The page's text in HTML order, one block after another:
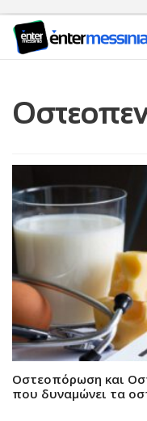
Οστεοπόρωση και
που δυναμώνει τα